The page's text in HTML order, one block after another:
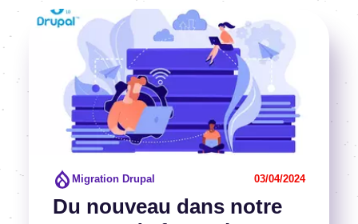
Du nouveau dans notre
Migration Drupal 03/04/2024
Voir l'article
Image